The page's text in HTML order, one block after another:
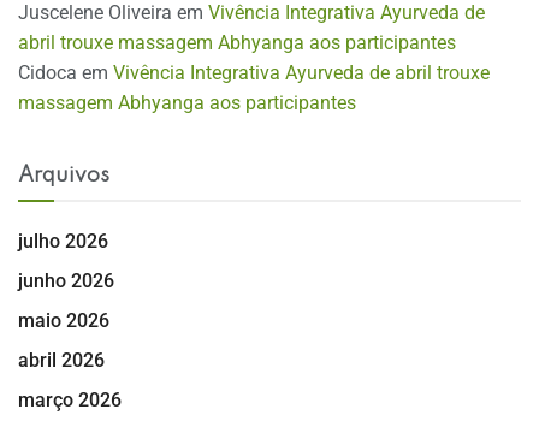
Juscelene Oliveira em Vivência Integrativa Ayurveda de
abril trouxe massagem Abhyanga aos participantes
Cidoca em Vivência Integrativa Ayurveda de abril trouxe
massagem Abhyanga aos participantes
Arquivos
julho 2026
junho 2026
maio 2026
abril 2026
março 2026